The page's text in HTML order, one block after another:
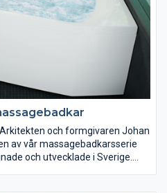
och formgivaren Johan
av vår massagebadkarsserie
och utvecklade i Sverige.